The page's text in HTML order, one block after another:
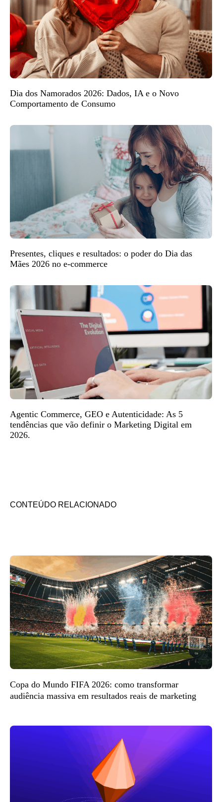
Dia dos Namorados 2026: Dados, IA e o Novo
Comportamento de Consumo
Presentes, cliques e resultados: o poder do Dia das
Mães 2026 no e-commerce
Agentic Commerce, GEO e Autenticidade: As 5
tendências que vão definir o Marketing Digital em
2026.
CONTEÚDO RELACIONADO
Copa do Mundo FIFA 2026: como transformar
audiência massiva em resultados reais de marketing